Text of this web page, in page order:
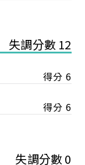
失調分數 12
得分 6
得分 6
失調分數 0